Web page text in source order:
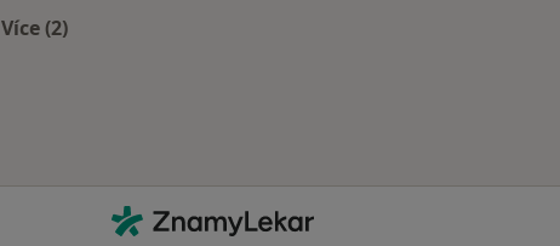
Více (2)
Kontakt
ZnamyLekar - Hlavní stránka